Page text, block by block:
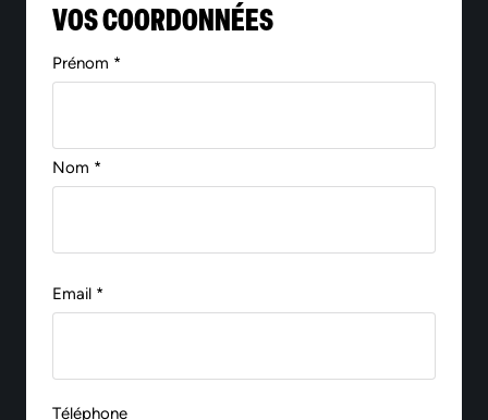
VOS COORDONNÉES
Prénom *
Nom *
Email *
Téléphone